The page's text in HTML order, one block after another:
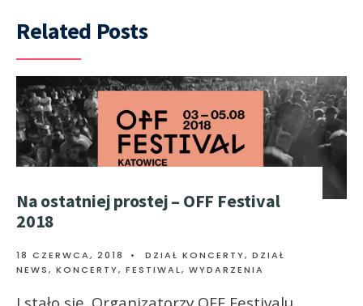
Related Posts
Na ostatniej prostej – OFF Festival
2018
18 CZERWCA, 2018 • DZIAŁ KONCERTY, DZIAŁ
NEWS, KONCERTY, FESTIWAL, WYDARZENIA